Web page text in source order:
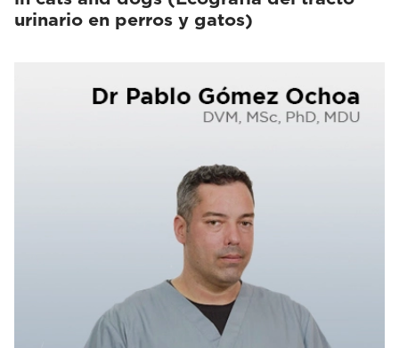
urinario en perros y gatos)